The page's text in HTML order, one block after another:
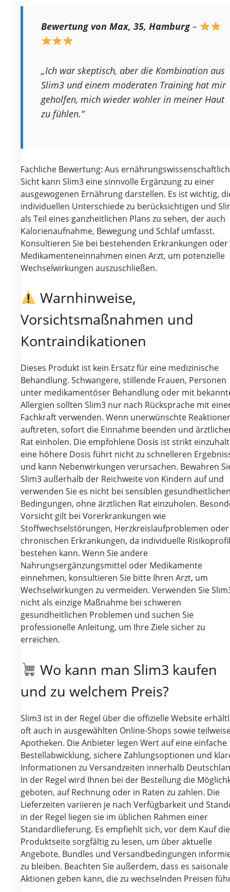
Bewertung von Max, 35, Hamburg–
„Ich war skeptisch, aber die Kombination aus
Slim3 und einem moderaten Training hat mir
geholfen, mich wieder wohler in meiner Haut
zu fühlen.“
Fachliche Bewertung: Aus
Sicht kann Slim3 eine sinnvolle Ergänzung zu einer
ausgewogenen Ernährung darstellen. Es ist wichtig,
individuellen Unterschiede zu berücksichtigen und
als Teil eines ganzheitlichen Plans zu sehen, der auch
Kalorienaufnahme, Bewegung und Schlaf umfasst.
Konsultieren Sie bei bestehenden Erkrankungen oder
Medikamenteneinnahmen einen Arzt, um potenzielle
Wechselwirkungen auszuschließen.
Warnhinweise,
Vorsichtsmaßnahmen und
Kontraindikationen
Dieses Produkt ist kein Ersatz für eine medizinische
Behandlung. Schwangere, stillende Frauen, Personen
unter medikamentöser Behandlung oder mit
Allergien sollten Slim3 nur nach Rücksprache mit
Fachkraft verwenden. Wenn unerwünschte
auftreten, sofort die Einnahme beenden und
Rat einholen. Die empfohlene Dosis ist strikt
eine höhere Dosis führt nicht zu schnelleren
und kann Nebenwirkungen verursachen. Bewahren
Slim3 außerhalb der Reichweite von Kindern auf und
verwenden Sie es nicht bei sensiblen
Bedingungen, ohne ärztlichen Rat einzuholen.
Vorsicht gilt bei Vorerkrankungen wie
Stoffwechselstörungen, Herzkreislaufproblemen oder
chronischen Erkrankungen, da individuelle
bestehen kann. Wenn Sie andere
Nahrungsergänzungsmittel oder Medikamente
einnehmen, konsultieren Sie bitte Ihren Arzt, um
Wechselwirkungen zu vermeiden. Verwenden Sie
nicht als einzige Maßnahme bei schweren
gesundheitlichen Problemen und suchen Sie
professionelle Anleitung, um Ihre Ziele sicher zu
erreichen.
Wo kann man Slim3 kaufen
und zu welchem Preis?
Slim3 ist in der Regel über die offizielle Website
oft auch in ausgewählten Online-Shops sowie
Apotheken. Die Anbieter legen Wert auf eine einfache
Bestellabwicklung, sichere Zahlungsoptionen und
Informationen zu Versandzeiten innerhalb
In der Regel wird Ihnen bei der Bestellung die
geboten, auf Rechnung oder in Raten zu zahlen. Die
Lieferzeiten variieren je nach Verfügbarkeit und
in der Regel liegen sie im üblichen Rahmen einer
Standardlieferung. Es empfiehlt sich, vor dem Kauf die
Produktseite sorgfältig zu lesen, um über aktuelle
Angebote, Bundles und Versandbedingungen
zu bleiben. Beachten Sie außerdem, dass es saisonale
Aktionen geben kann, die zu wechselnden Preisen